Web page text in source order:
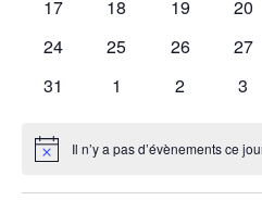
0
17
0
18
0
19
0
20
0
24
0
25
0
26
0
27
0
31
0
1
0
2
0
3
Notice Il n’y a pas d’évènements ce